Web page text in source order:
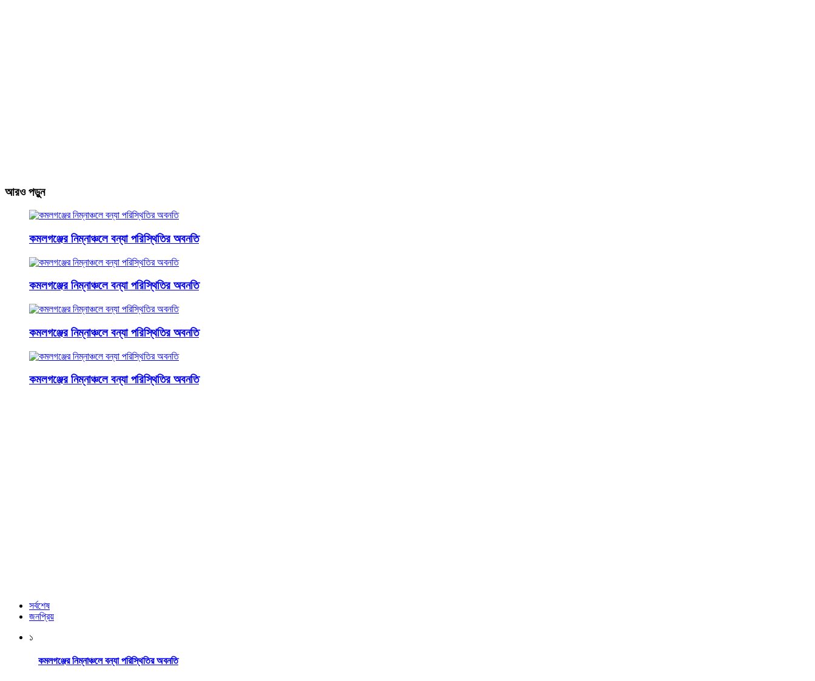
আরও পড়ুন
কমলগঞ্জের নিম্নাঞ্চলে বন্যা পরিস্থিতির অবনতি
কমলগঞ্জের নিম্নাঞ্চলে বন্যা পরিস্থিতির অবনতি
কমলগঞ্জের নিম্নাঞ্চলে বন্যা পরিস্থিতির অবনতি
কমলগঞ্জের নিম্নাঞ্চলে বন্যা পরিস্থিতির অবনতি
সর্বশেষ
জনপ্রিয়
১
কমলগঞ্জের নিম্নাঞ্চলে বন্যা পরিস্থিতির অবনতি